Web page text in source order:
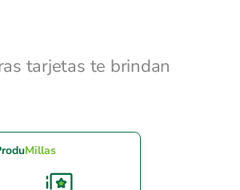
tarjetas te brindan
Millas